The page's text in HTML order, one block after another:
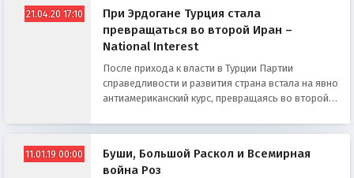
21.04.20 17:10
При Эрдогане Турция стала
превращаться во второй Иран –
National Interest
После прихода к власти в Турции Партии
справедливости и развития страна встала на явно
антиамериканский курс, превращаясь во второй
11.01.19 00:00
Буши, Большой Раскол и Всемирная
война Роз